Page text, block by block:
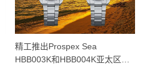
精工推出Prospex Sea
HBB003K和HBB004K亚太区限